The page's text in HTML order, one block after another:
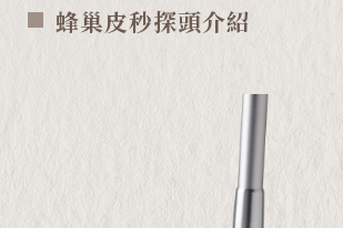
蜂巢皮秒探頭介紹